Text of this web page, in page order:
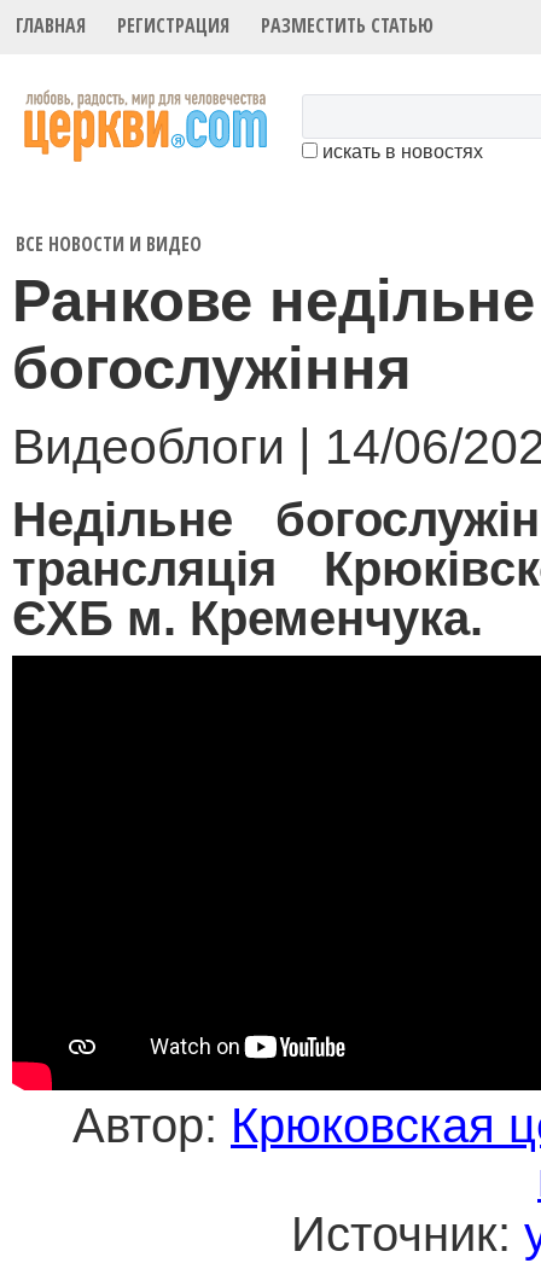
ГЛАВНАЯ РЕГИСТРАЦИЯ РАЗМЕСТИТЬ СТАТЬЮ
искать в новостях
ВСЕ НОВОСТИ И ВИДЕО
Ранкове недільне
богослужіння
Видеоблоги | 14/06/
Недільне
трансляція
ЄХБ м. Кременчука.
Автор: Крюковская
Источник: